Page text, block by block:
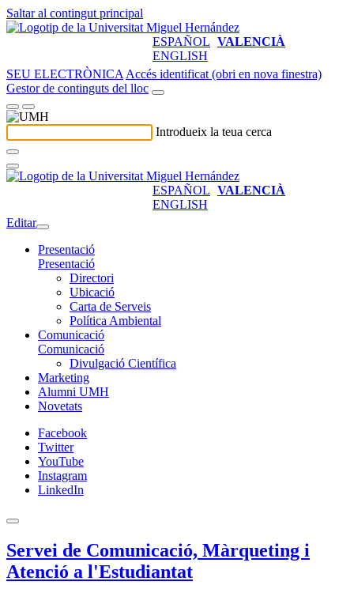
Saltar al contingut principal
ESPAÑOL VALENCIÀ
ENGLISH
SEU ELECTRÒNICA Accés identificat (obri en nova finestra)
Gestor de continguts del lloc
Introdueix la teua cerca
ESPAÑOL VALENCIÀ
ENGLISH
Editar
Presentació
Presentació
Directori
Ubicació
Carta de Serveis
Política Ambiental
Comunicació
Comunicació
Divulgació Científica
Marketing
Alumni UMH
Novetats
Facebook
Twitter
YouTube
Instagram
LinkedIn
Servei de Comunicació, Màrqueting i
Atenció a l'Estudiantat